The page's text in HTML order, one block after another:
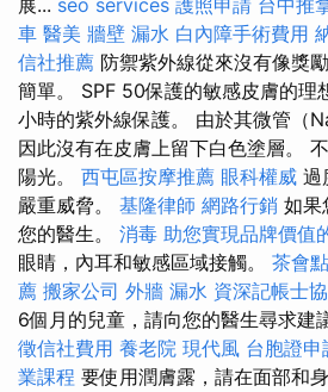
展... seo services 護照申請 台中推
車 醫美 牆壁 漏水 白內障手術費用
信社推薦 防禦紫外線從來沒有像獎
簡單。 SPF 50保護的敏感皮膚的理
小時的紫外線保護。 由於其微管（
因此沒有在皮膚上留下白色塗層。
陽光。 西屯區按摩推薦 眼科權威 過
嚴重威脅。 基隆律師 網路行銷 如果
您的醫生。 消毒 助您實現品牌價值
眼睛，內耳和敏感區域接觸。 茶會
薦 搬家公司 外牆 漏水 資深記帳士
6個月的兒童，請向您的醫生尋求建
徵信社費用 養老院 現代風 台胞證申
業課程 要使用潤膚露，請在面部和